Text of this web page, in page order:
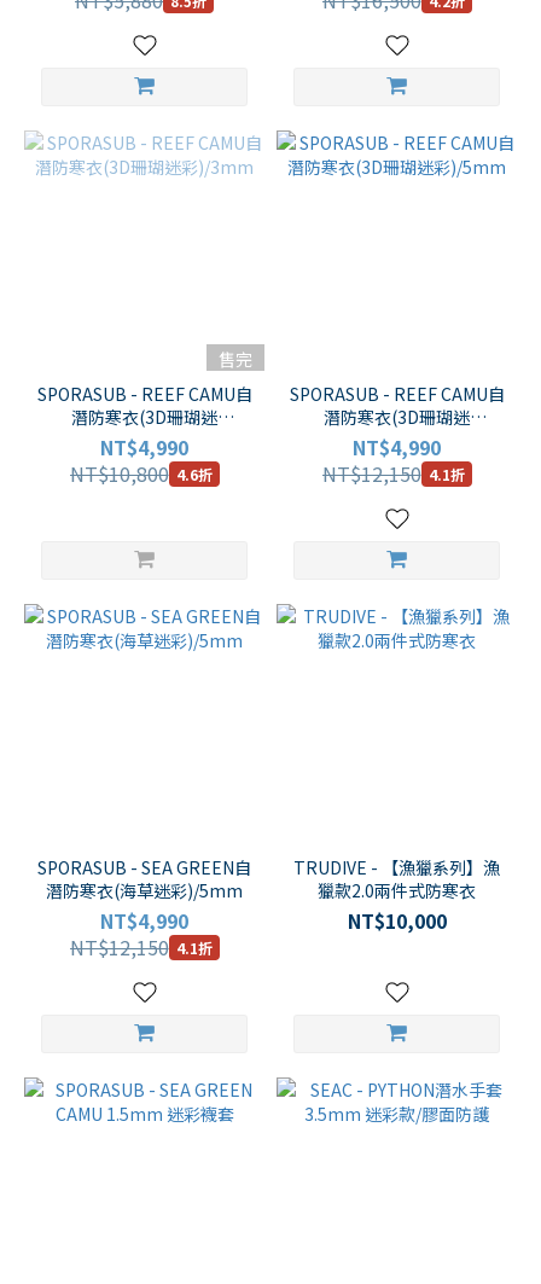
售完
SPORASUB - REEF CAMU自
潛防寒衣(3D珊瑚迷
彩)/3mm
NT$4,990
NT$10,800 4.6折
SPORASUB - REEF CAMU自
潛防寒衣(3D珊瑚迷
彩)/5mm
NT$4,990
NT$12,150 4.1折
SPORASUB - SEA GREEN自
潛防寒衣(海草迷彩)/5mm
NT$4,990
NT$12,150 4.1折
TRUDIVE - 【漁獵系列】漁
獵款2.0兩件式防寒衣
NT$10,000